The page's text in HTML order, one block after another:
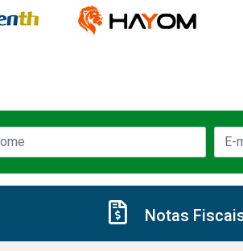
Notas